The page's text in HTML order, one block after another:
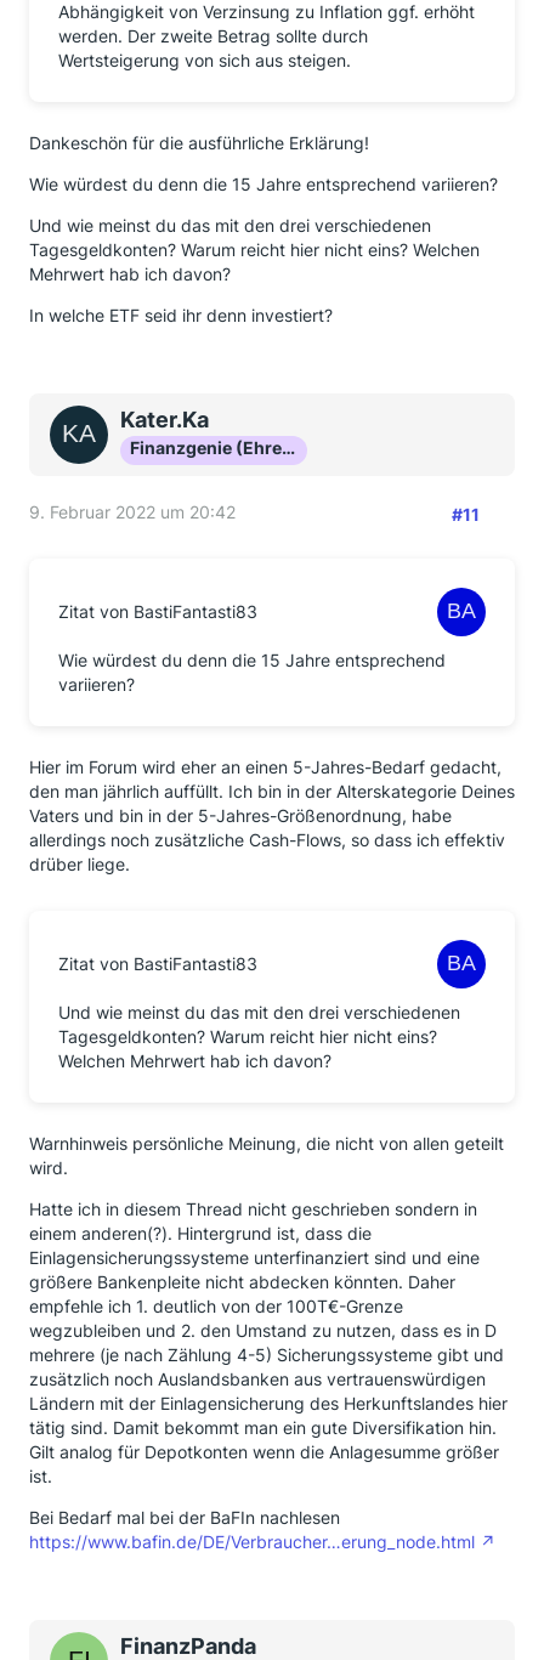
Abhängigkeit von Verzinsung zu Inflation ggf. erhöht
werden. Der zweite Betrag sollte durch
Wertsteigerung von sich aus steigen.
Dankeschön für die ausführliche Erklärung!
Wie würdest du denn die 15 Jahre entsprechend variieren?
Und wie meinst du das mit den drei verschiedenen
Tagesgeldkonten? Warum reicht hier nicht eins? Welchen
Mehrwert hab ich davon?
In welche ETF seid ihr denn investiert?
Kater.Ka
Finanzgenie (Ehrenmitglied)
9. Februar 2022 um 20:42 #11
Zitat von BastiFantasti83
Wie würdest du denn die 15 Jahre entsprechend
variieren?
Hier im Forum wird eher an einen 5-Jahres-Bedarf gedacht,
den man jährlich auffüllt. Ich bin in der Alterskategorie Deines
Vaters und bin in der 5-Jahres-Größenordnung, habe
allerdings noch zusätzliche Cash-Flows, so dass ich effektiv
drüber liege.
Zitat von BastiFantasti83
Und wie meinst du das mit den drei verschiedenen
Tagesgeldkonten? Warum reicht hier nicht eins?
Welchen Mehrwert hab ich davon?
Warnhinweis persönliche Meinung, die nicht von allen geteilt
wird.
Hatte ich in diesem Thread nicht geschrieben sondern in
einem anderen(?). Hintergrund ist, dass die
Einlagensicherungssysteme unterfinanziert sind und eine
größere Bankenpleite nicht abdecken könnten. Daher
empfehle ich 1. deutlich von der 100T€-Grenze
wegzubleiben und 2. den Umstand zu nutzen, dass es in D
mehrere (je nach Zählung 4-5) Sicherungssysteme gibt und
zusätzlich noch Auslandsbanken aus vertrauenswürdigen
Ländern mit der Einlagensicherung des Herkunftslandes hier
tätig sind. Damit bekommt man ein gute Diversifikation hin.
Gilt analog für Depotkonten wenn die Anlagesumme größer
ist.
Bei Bedarf mal bei der BaFIn nachlesen
https://www.bafin.de/DE/Verbraucher…erung_node.html
FinanzPanda